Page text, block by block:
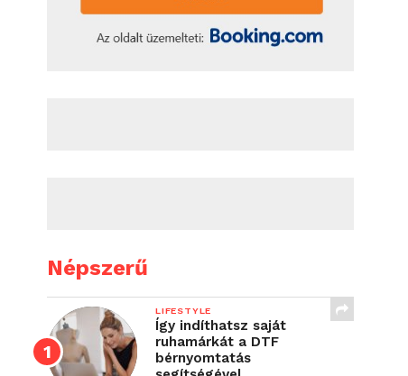
Népszerű
LIFESTYLE
Így indíthatsz saját
ruhamárkát a DTF
bérnyomtatás